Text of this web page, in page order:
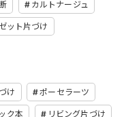
カルトナージュ
ット片づけ
け ポーセラーツ
ク本 リビング片づけ